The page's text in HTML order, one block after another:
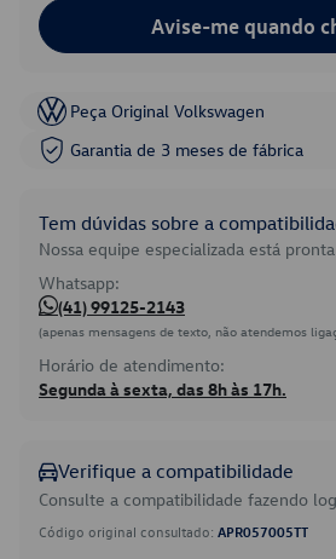
Avise-me quando
Peça Original Volkswagen
Garantia de 3 meses de fábrica
Tem dúvidas sobre a
Nossa equipe especializada está
Whatsapp:
(41) 99125-2143
(apenas mensagens de texto, não atendemos
Horário de atendimento:
Segunda à sexta, das 8h às 17h.
Verifique a compatibilidade
Consulte a compatibilidade fazendo
Código original consultado: APR057005TT